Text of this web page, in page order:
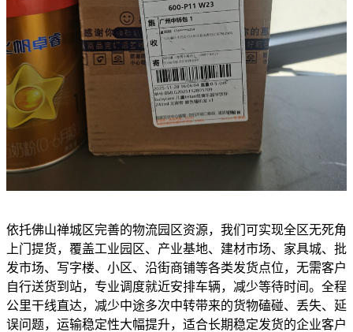
依托佛山禅城区完善的物流园区资源，我们可实现全区无死角
上门提货，覆盖工业园区、产业基地、建材市场、家具城、批
发市场、写字楼、小区、沿街商铺等各类发货点位，无需客户
自行送货到站，专业调度就近安排车辆，减少等待时间。全程
公里干线直达，减少中途多次中转带来的货物磕碰、丢失、延
误问题，运输稳定性大幅提升，适合长期稳定发货的企业客户